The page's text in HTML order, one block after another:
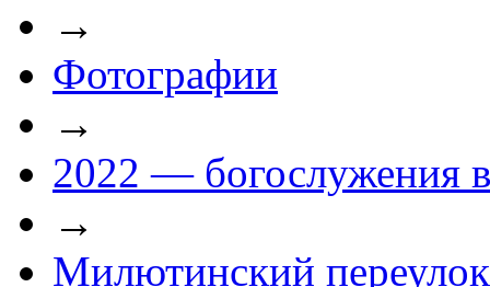
→
Фотографии
→
2022 — богослужения
→
Милютинский